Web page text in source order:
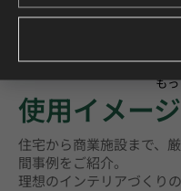
も
使用イメージ
住宅から商業施設まで、
間事例をご紹介。
理想のインテリアづくり